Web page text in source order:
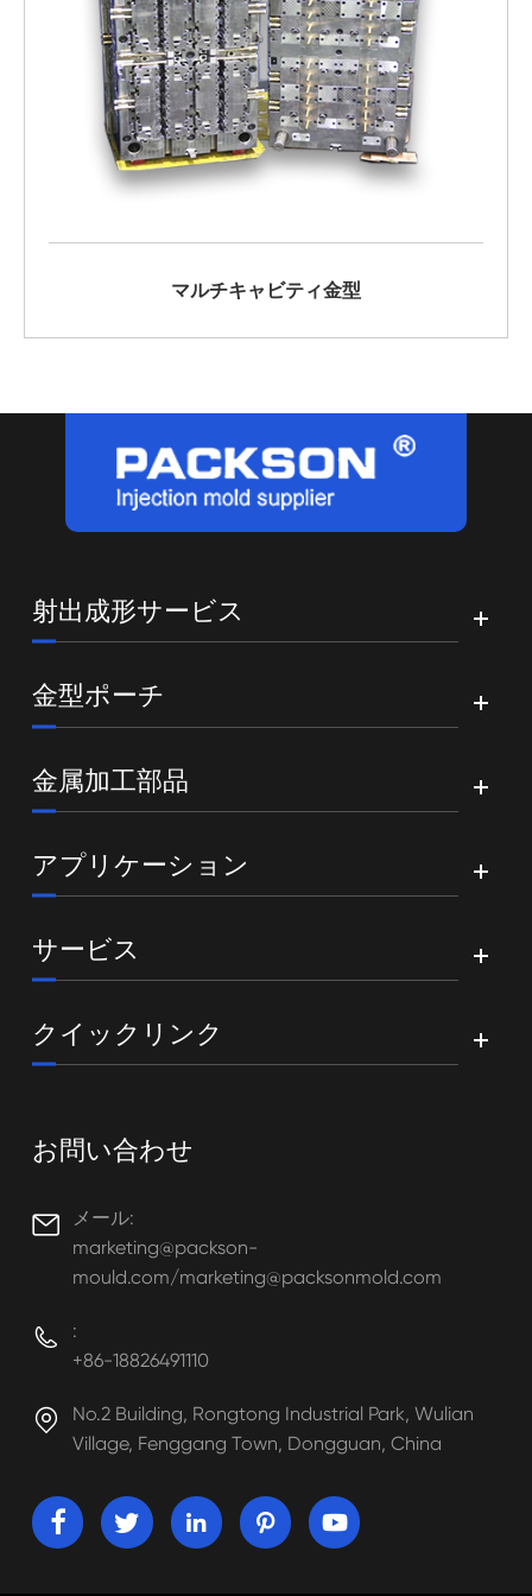
マルチキャビティ金型
射出成形サービス
金型ポーチ
金属加工部品
アプリケーション
サービス
クイックリンク
お問い合わせ

メール:
marketing@packson-
mould.com/marketing@packsonmold.com

:
+86-18826491110

No.2 Building, Rongtong Industrial Park, Wulian
Village, Fenggang Town, Dongguan, China
    